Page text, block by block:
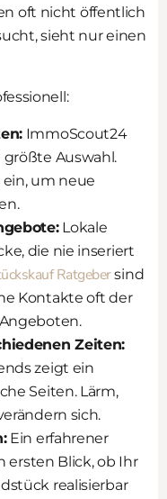
oft nicht öffentlich
sieht nur einen
ImmoScout24
Auswahl.
um neue
Lokale
die nie inseriert
Ratgebersind
Kontakte oft der
Zeiten:
zeigt ein
Seiten. Lärm,
sich.
Ein erfahrener
ersten Blick, ob Ihr
realisierbar